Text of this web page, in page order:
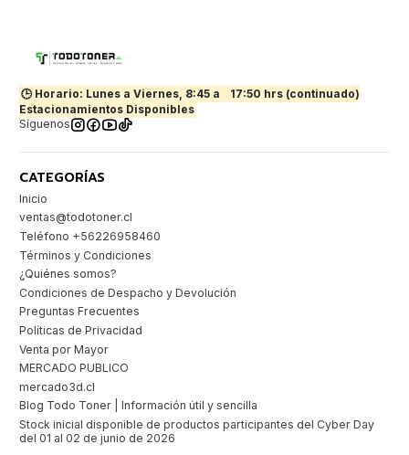
🕒 Horario: Lunes a Viernes, 8:45 a
17:50 hrs (continuado)
Estacionamientos Disponibles
Síguenos
CATEGORÍAS
Inicio
ventas@todotoner.cl
Teléfono +56226958460
Términos y Condiciones
¿Quiénes somos?
Condiciones de Despacho y Devolución
Preguntas Frecuentes
Políticas de Privacidad
Venta por Mayor
MERCADO PUBLICO
mercado3d.cl
Blog Todo Toner | Información útil y sencilla
Stock inicial disponible de productos participantes del Cyber Day
del 01 al 02 de junio de 2026